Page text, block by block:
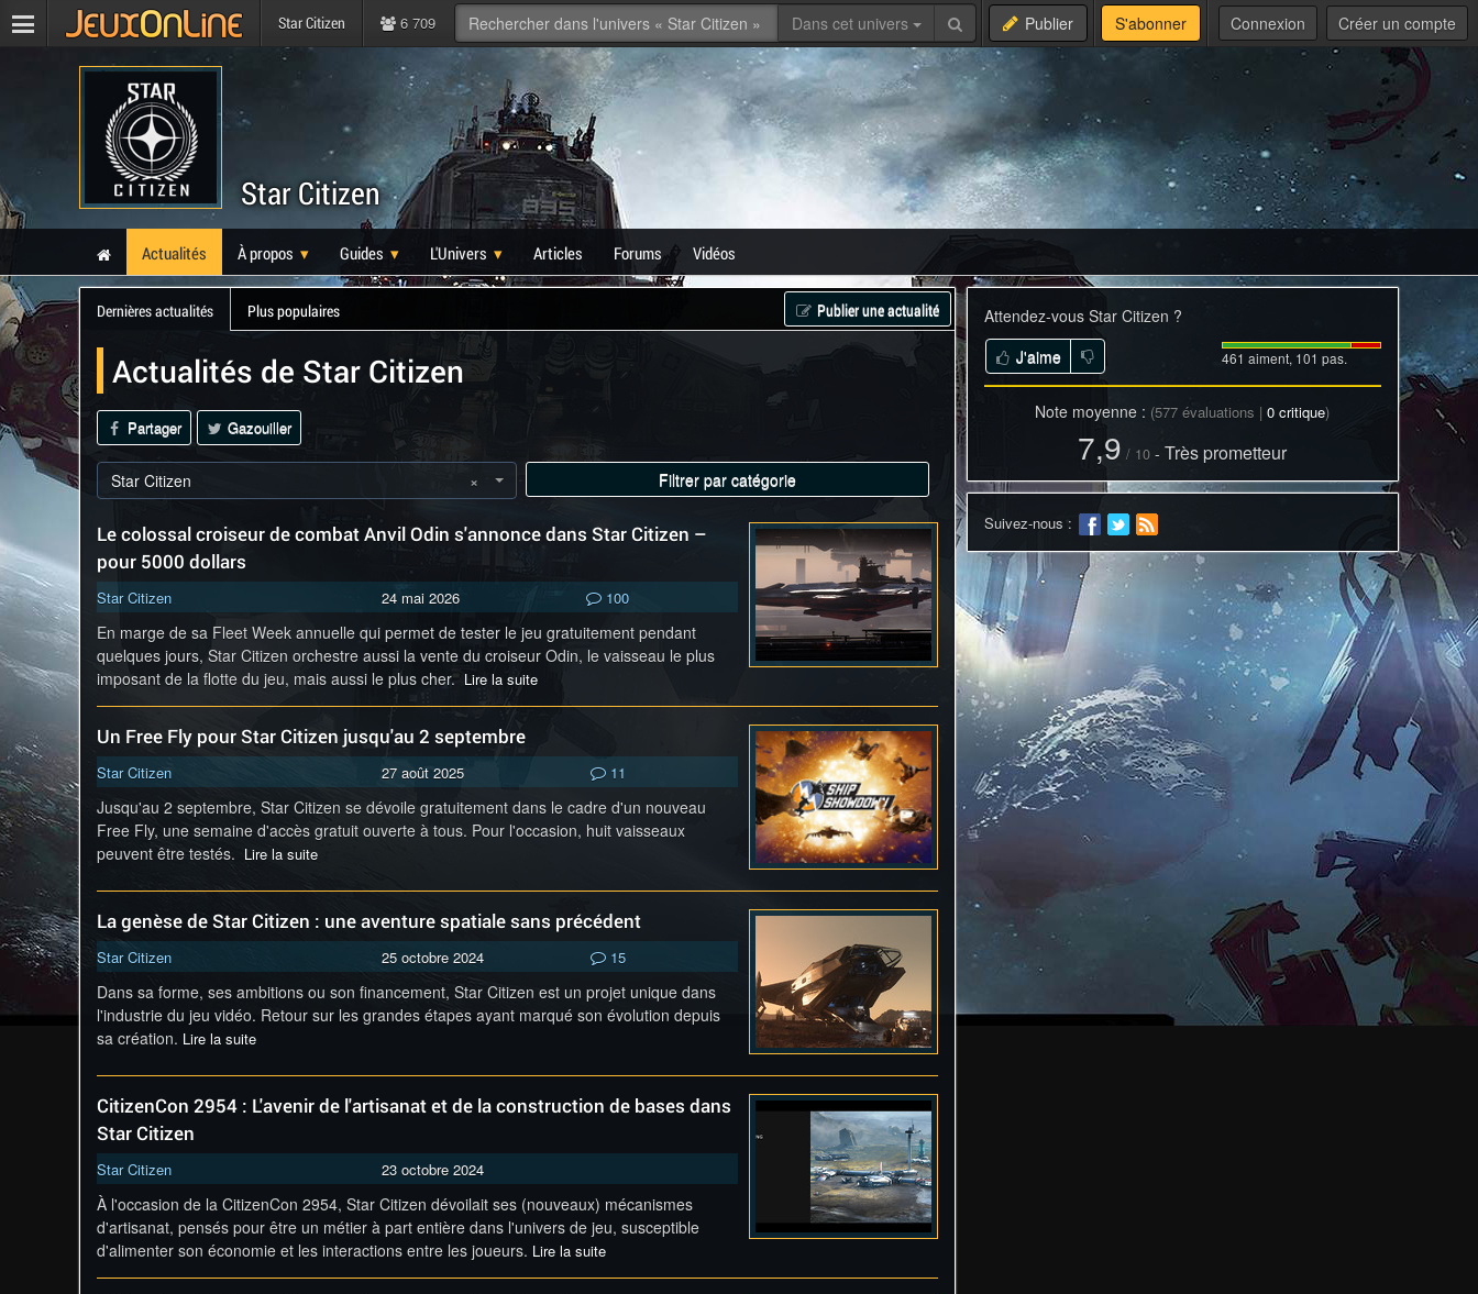
Star Citizen 6 709 Dans cet univers Publier S'abonner Connexion Créer un compte
Star Citizen
Actualités À propos Guides L'Univers Articles Forums Vidéos
Publier une actualité
Dernières actualités Plus populaires
Actualités de Star Citizen
Partager Gazouiller
×
Star Citizen Filtrer par catégorie
Le colossal croiseur de combat Anvil Odin s'annonce dans Star Citizen –
pour 5000 dollars
Star Citizen 24 mai 2026 100
En marge de sa Fleet Week annuelle qui permet de tester le jeu gratuitement pendant
quelques jours, Star Citizen orchestre aussi la vente du croiseur Odin, le vaisseau le plus
imposant de la flotte du jeu, mais aussi le plus cher. Lire la suite
Un Free Fly pour Star Citizen jusqu'au 2 septembre
Star Citizen 27 août 2025 11
Jusqu'au 2 septembre, Star Citizen se dévoile gratuitement dans le cadre d'un nouveau
Free Fly, une semaine d'accès gratuit ouverte à tous. Pour l'occasion, huit vaisseaux
peuvent être testés. Lire la suite
La genèse de Star Citizen : une aventure spatiale sans précédent
Star Citizen 25 octobre 2024 15
Dans sa forme, ses ambitions ou son financement, Star Citizen est un projet unique dans
l'industrie du jeu vidéo. Retour sur les grandes étapes ayant marqué son évolution depuis
sa création. Lire la suite
CitizenCon 2954 : L'avenir de l'artisanat et de la construction de bases dans
Star Citizen
Star Citizen 23 octobre 2024
À l'occasion de la CitizenCon 2954, Star Citizen dévoilait ses (nouveaux) mécanismes
d'artisanat, pensés pour être un métier à part entière dans l'univers de jeu, susceptible
d'alimenter son économie et les interactions entre les joueurs. Lire la suite
Attendez-vous Star Citizen ?
461 aiment, 101 pas.
J'aime
Note moyenne : (577 évaluations |0 critique)
7,9 / 10 -Très prometteur
Suivez-nous :